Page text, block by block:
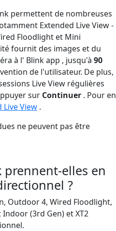
permettent de nombreuses
Extended Live View -
Floodlight et Mini
fournit des images et du
à l' Blink app , jusqu'à 90
de l'utilisateur. De plus,
Live View régulières
sur Continuer . Pour en
Live View .
ne peuvent pas être
prennent-elles en
?
Outdoor 4, Wired Floodlight,
(3rd Gen) et XT2